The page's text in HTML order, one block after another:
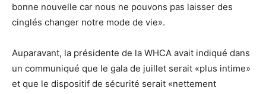
bonne nouvelle car nous ne pouvons pas laisser des
cinglés changer notre mode de vie».
Auparavant, la présidente de la WHCA avait indiqué dans
un communiqué que le gala de juillet serait «plus intime»
et que le dispositif de sécurité serait «nettement